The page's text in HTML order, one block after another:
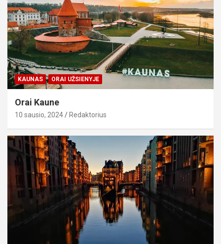
KAUNAS ORAI UŽSIENYJE
Orai Kaune
10 sausio, 2024 Redaktorius